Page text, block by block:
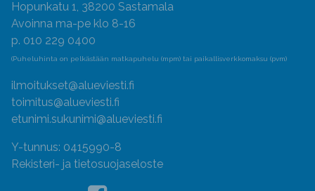
Hopunkatu 1, 38200 Sastamala
Avoinna ma-pe klo 8-16
p. 010 229 0400
(Puheluhinta on pelkästään matkapuhelu (mpm) tai paikallisverkkomaksu (pvm)
ilmoitukset@alueviesti.fi
toimitus@alueviesti.fi
etunimi.sukunimi@alueviesti.fi
Y-tunnus: 0415990-8
Rekisteri- ja tietosuojaseloste